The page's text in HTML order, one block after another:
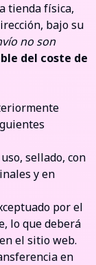
tienda física,
bajo su
no son
del coste de
sellado, con
y en
por el
lo que deberá
el sitio web.
en